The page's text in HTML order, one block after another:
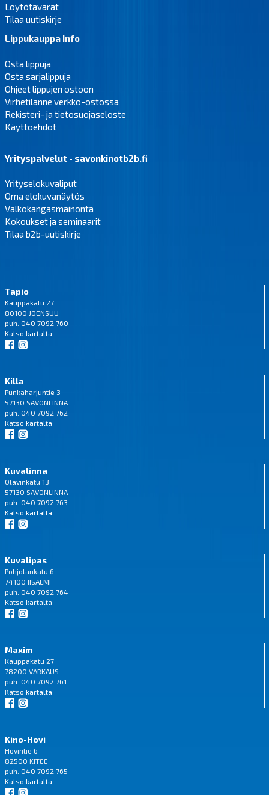
Löytötavarat
Tilaa uutiskirje
Lippukauppa Info
Osta lippuja
Osta sarjalippuja
Ohjeet lippujen ostoon
Virhetilanne verkko-ostossa
Rekisteri- ja tietosuojaseloste
Käyttöehdot
Yrityspalvelut - savonkinotb2b.fi
Yrityselokuvaliput
Oma elokuvanäytös
Valkokangasmainonta
Kokoukset ja seminaarit
Tilaa b2b-uutiskirje
Tapio
Kauppakatu 27
80100 JOENSUU
puh. 040 7092 760
Katso kartalta
Killa
Punkaharjuntie 3
57130 SAVONLINNA
puh. 040 7092 762
Katso kartalta
Kuvalinna
Olavinkatu 13
57130 SAVONLINNA
puh. 040 7092 763
Katso kartalta
Kuvalipas
Pohjolankatu 6
74100 IISALMI
puh. 040 7092 764
Katso kartalta
Maxim
Kauppakatu 27
78200 VARKAUS
puh. 040 7092 761
Katso kartalta
Kino-Hovi
Hovintie 6
82500 KITEE
puh. 040 7092 765
Katso kartalta